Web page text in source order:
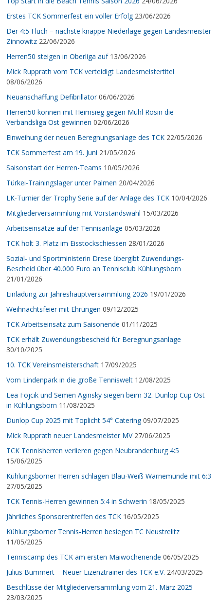
Erstes TCK Sommerfest ein voller Erfolg 23/06/2026
Der 4:5 Fluch – nächste knappe Niederlage gegen Landesmeister
Zinnowitz 22/06/2026
Herren50 steigen in Oberliga auf 13/06/2026
Mick Rupprath vom TCK verteidigt Landesmeistertitel
08/06/2026
Neuanschaffung Defibrillator 06/06/2026
Herren50 können mit Heimsieg gegen Mühl Rosin die
Verbandsliga Ost gewinnen 02/06/2026
Einweihung der neuen Beregnungsanlage des TCK 22/05/2026
TCK Sommerfest am 19. Juni 21/05/2026
Saisonstart der Herren-Teams 10/05/2026
Türkei-Trainingslager unter Palmen 20/04/2026
LK-Turnier der Trophy Serie auf der Anlage des TCK 10/04/2026
Mitgliederversammlung mit Vorstandswahl 15/03/2026
Arbeitseinsätze auf der Tennisanlage 05/03/2026
TCK holt 3. Platz im Eisstockschiessen 28/01/2026
Sozial- und Sportministerin Drese übergibt Zuwendungs-
Bescheid über 40.000 Euro an Tennisclub Kühlungsborn
21/01/2026
Einladung zur Jahreshauptversammlung 2026 19/01/2026
Weihnachtsfeier mit Ehrungen 09/12/2025
TCK Arbeitseinsatz zum Saisonende 01/11/2025
TCK erhält Zuwendungsbescheid für Beregnungsanlage
30/10/2025
10. TCK Vereinsmeisterschaft 17/09/2025
Vom Lindenpark in die große Tenniswelt 12/08/2025
Lea Fojcik und Semen Aginsky siegen beim 32. Dunlop Cup Ost
in Kühlungsborn 11/08/2025
Dunlop Cup 2025 mit Toplicht 54° Catering 09/07/2025
Mick Rupprath neuer Landesmeister MV 27/06/2025
TCK Tennisherren verlieren gegen Neubrandenburg 4:5
15/06/2025
Kühlungsborner Herren schlagen Blau-Weiß Warnemünde mit 6:3
27/05/2025
TCK Tennis-Herren gewinnen 5:4 in Schwerin 18/05/2025
Jährliches Sponsorentreffen des TCK 16/05/2025
Kühlungsborner Tennis-Herren besiegen TC Neustrelitz
11/05/2025
Tenniscamp des TCK am ersten Maiwochenende 06/05/2025
Julius Bummert – Neuer Lizenztrainer des TCK e.V. 24/03/2025
Beschlüsse der Mitgliederversammlung vom 21. März 2025
23/03/2025